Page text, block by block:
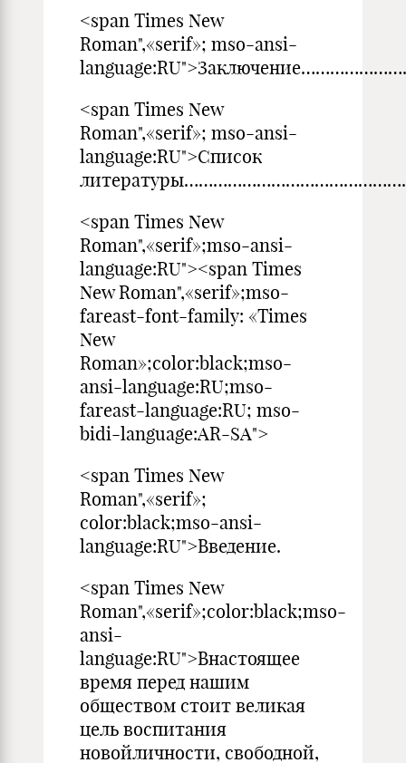
<span Times New
Roman",«serif»; mso-ansi-
<span Times New
Roman",«serif»; mso-ansi-
language:RU">Список
<span Times New
Roman",«serif»;mso-ansi-
language:RU"><span Times
New Roman",«serif»;mso-
fareast-font-family: «Times
New
Roman»;color:black;mso-
ansi-language:RU;mso-
fareast-language:RU; mso-
bidi-language:AR-SA">
<span Times New
Roman",«serif»;
color:black;mso-ansi-
language:RU">Введение.
<span Times New
Roman",«serif»;color:black;mso-
ansi-
language:RU">Внастоящее
время перед нашим
обществом стоит великая
цель воспитания
новойличности, свободной,